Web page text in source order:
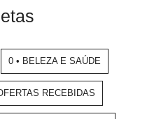
0 • BELEZA E SAÚDE
RECEBIDAS